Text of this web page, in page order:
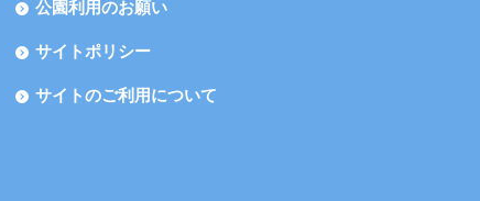
公園利用のお願い
サイトポリシー
サイトのご利用について